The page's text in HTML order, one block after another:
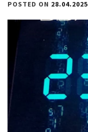
POSTED ON 28.04.2025